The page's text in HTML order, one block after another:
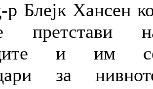
Блејк Хансен
и им
за